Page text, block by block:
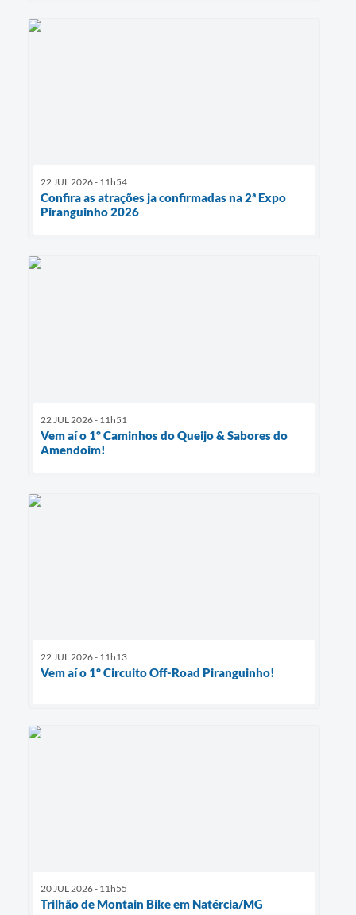
22 JUL 2026 - 11h54
Confira as atrações ja confirmadas na 2ª Expo
Piranguinho 2026
22 JUL 2026 - 11h51
Vem aí o 1º Caminhos do Queijo & Sabores do
Amendoim!
22 JUL 2026 - 11h13
Vem aí o 1º Circuito Off-Road Piranguinho!
20 JUL 2026 - 11h55
Trilhão de Montain Bike em Natércia/MG